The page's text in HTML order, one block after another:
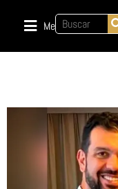
Menu